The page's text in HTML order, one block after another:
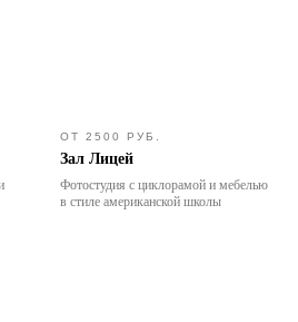
ОТ 2500 РУБ.
Зал Лицей
Фотостудия с циклорамой и мебелью
в стиле американской школы